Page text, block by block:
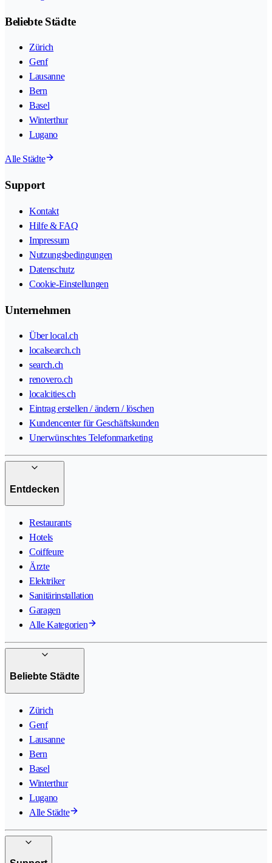
Beliebte Städte
Zürich
Genf
Lausanne
Bern
Basel
Winterthur
Lugano
Alle Städte
Support
Kontakt
Hilfe & FAQ
Impressum
Nutzungsbedingungen
Datenschutz
Cookie-Einstellungen
Unternehmen
Über local.ch
localsearch.ch
search.ch
renovero.ch
localcities.ch
Eintrag erstellen / ändern / löschen
Kundencenter für Geschäftskunden
Unerwünschtes Telefonmarketing
Entdecken
Restaurants
Hotels
Coiffeure
Ärzte
Elektriker
Sanitärinstallation
Garagen
Alle Kategorien
Beliebte Städte
Zürich
Genf
Lausanne
Bern
Basel
Winterthur
Lugano
Alle Städte